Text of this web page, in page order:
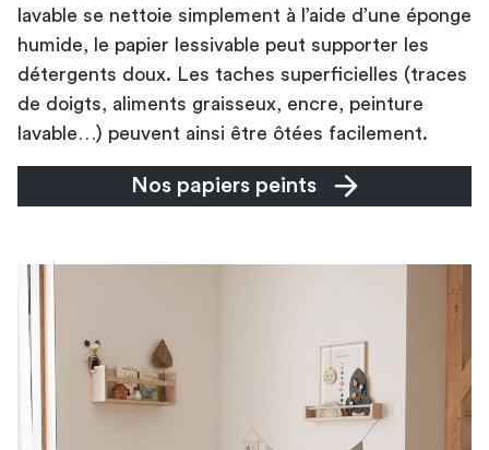
lavable se nettoie simplement à l’aide d’une éponge
humide, le papier lessivable peut supporter les
détergents doux. Les taches superficielles (traces
de doigts, aliments graisseux, encre, peinture
lavable…) peuvent ainsi être ôtées facilement.
Nos papiers peints